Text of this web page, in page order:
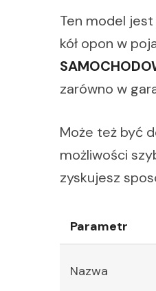
Ten model
kół opon w
zarówno w
Może też być
możliwości
zyskujesz
Parametr
Nazwa